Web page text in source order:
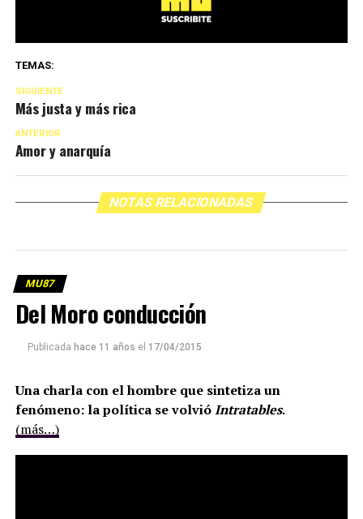
TEMAS:
SIGUIENTE
Más justa y más rica
ANTERIOR
Amor y anarquía
NOTAS RELACIONADAS
MU87
Del Moro conducción
Publicada hace 11 años el 17/04/2015
Una charla con el hombre que sintetiza un
fenómeno: la política se volvióIntratables.
(más…)